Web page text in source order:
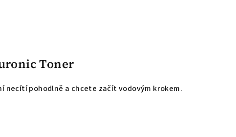
Toner
necítí pohodlně a chcete začít vodovým krokem.